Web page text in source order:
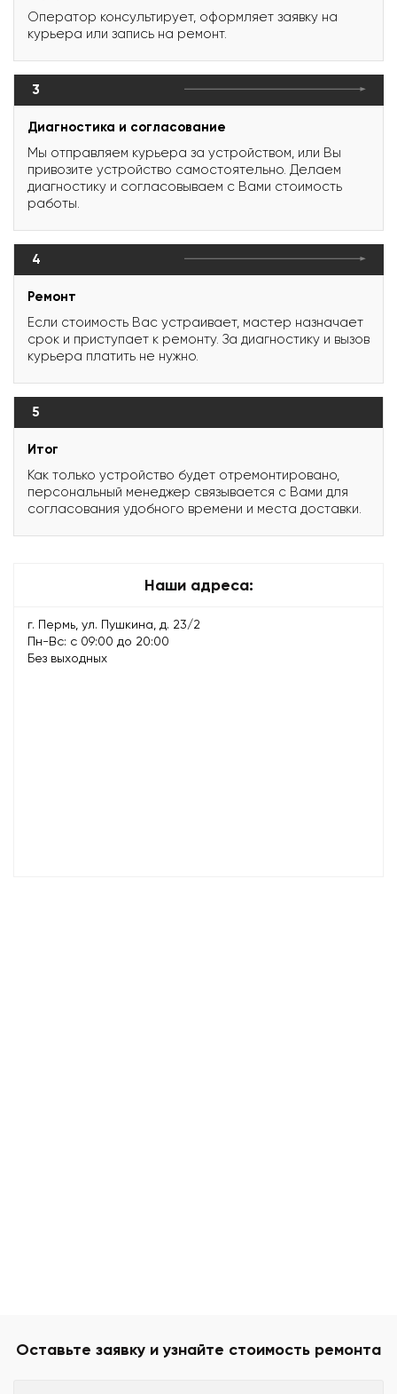
Оператор консультирует, оформляет заявку на
курьера или запись на ремонт.
3
Диагностика и согласование
Мы отправляем курьера за устройством, или Вы
привозите устройство самостоятельно. Делаем
диагностику и согласовываем с Вами стоимость
работы.
4
Ремонт
Если стоимость Вас устраивает, мастер назначает
срок и приступает к ремонту. За диагностику и вызов
курьера платить не нужно.
5
Итог
Как только устройство будет отремонтировано,
персональный менеджер связывается с Вами для
согласования удобного времени и места доставки.
Наши адреса:
г. Пермь, ул. Пушкина, д. 23/2
Пн-Вс: с 09:00 до 20:00
Без выходных
Оставьте заявку и узнайте стоимость ремонта